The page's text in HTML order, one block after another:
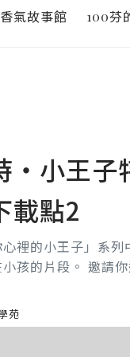
氣故事館 100芬
・小王
載點2
裡的小王子」系
孩的片段。 邀請
苑